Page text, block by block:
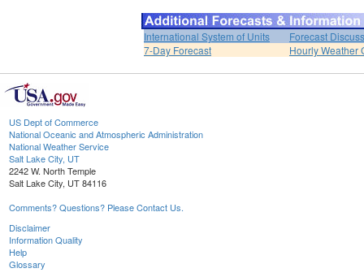
International System of Units
Forecast
7-Day Forecast
Hourly Weather
US Dept of Commerce
National Oceanic and Atmospheric Administration
National Weather Service
Salt Lake City, UT
2242 W. North Temple
Salt Lake City, UT 84116
Comments? Questions? Please Contact Us.
Disclaimer
Information Quality
Help
Glossary